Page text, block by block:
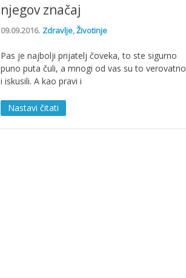
njegov značaj
09.09.2016. Zdravlje,Životinje
Pas je najbolji prijatelj čoveka, to ste sigurno
puno puta čuli, a mnogi od vas su to verovatno
i iskusili. A kao pravi i
Nastavi čitati